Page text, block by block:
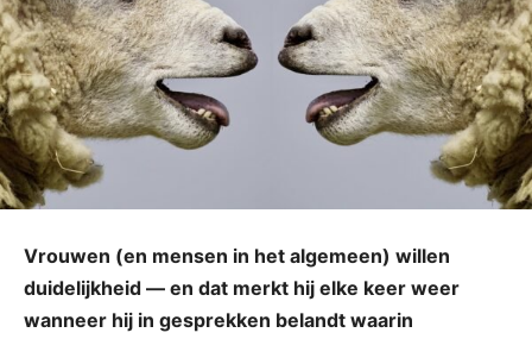
Vrouwen (en mensen in het algemeen) willen
duidelijkheid — en dat merkt hij elke keer weer
wanneer hij in gesprekken belandt waarin